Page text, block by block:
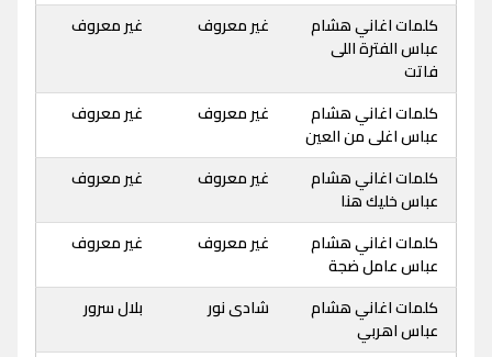
كلمات اغاني هشام
عباس الفترة اللى
فاتت
غير معروف غير معروف
كلمات اغاني هشام
عباس اغلى من العين
غير معروف غير معروف
كلمات اغاني هشام
عباس خليك هنا
غير معروف غير معروف
كلمات اغاني هشام
عباس عامل ضجة
غير معروف غير معروف
كلمات اغاني هشام
عباس اهربي
شادى نور بلال سرور